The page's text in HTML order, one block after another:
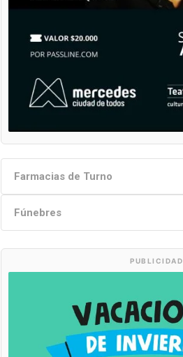
Farmacias de Turno
Fúnebres
PUBLICIDAD